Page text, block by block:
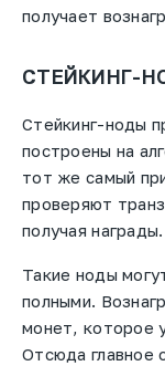
получает
СТЕЙКИНГ-
Стейкинг-ноды
построены на
тот же самый
проверяют
получая награды.
Такие ноды
полными.
монет, которое
Отсюда главное